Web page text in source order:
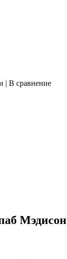
| В сравнение
Мэдисон